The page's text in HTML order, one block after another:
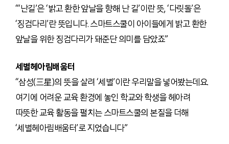
“‘난길’은 ‘밝고 환한 앞날을 향해 난 길’이란 뜻, ‘다릿돌’은
‘징검다리’란 뜻입니다. 스마트스쿨이 아이들에게 밝고 환한
앞날을 위한 징검다리가 돼준단 의미를 담았죠”
세별헤아림배움터
“삼성(三星)의 뜻을 살려 ‘세별’이란 우리말을 넣어봤는데요.
여기에 어려운 교육 환경에 놓인 학교와 학생을 헤아려
따뜻한 교육 활동을 펼치는 스마트스쿨의 본질을 더해
‘세별헤아림배움터’로 지었습니다”